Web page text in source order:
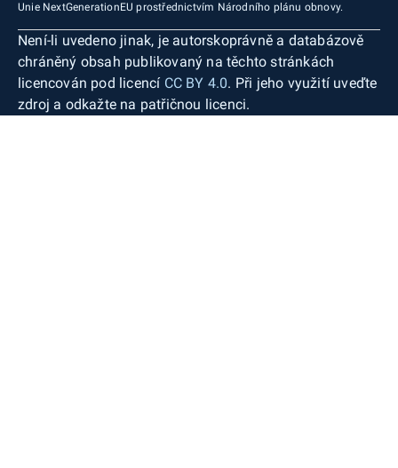
Unie NextGenerationEU prostřednictvím Národního plánu obnovy.
Není-li uvedeno jinak, je autorskoprávně a databázově
chráněný obsah publikovaný na těchto stránkách
licencován pod licencí CC BY 4.0. Při jeho využití uveďte
zdroj a odkažte na patřičnou licenci.